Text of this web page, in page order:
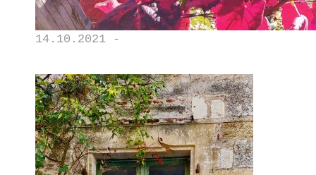
14.10.2021 -